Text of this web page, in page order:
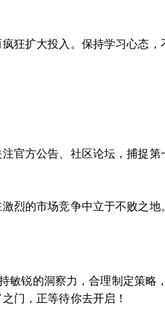
狂扩大投入。保持学习心态，
官方公告、社区论坛，捕捉
烈的市场竞争中立于不败之地
敏锐的洞察力，合理制定策略
门，正等待你去开启！